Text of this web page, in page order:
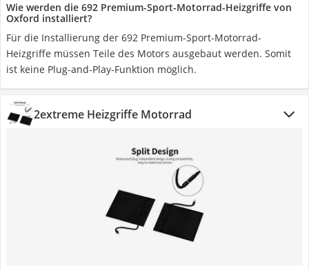
Wie werden die 692 Premium-Sport-Motorrad-Heizgriffe von
Oxford installiert?
Für die Installierung der 692 Premium-Sport-Motorrad-
Heizgriffe müssen Teile des Motors ausgebaut werden. Somit
ist keine Plug-and-Play-Funktion möglich.
2extreme Heizgriffe Motorrad